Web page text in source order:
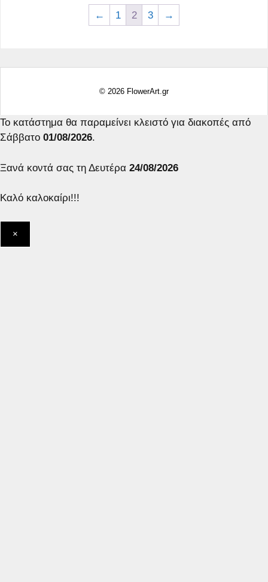
← 1 2 3 →
© 2026 FlowerArt.gr
Το κατάστημα θα παραμείνει κλειστό για διακοπές από
Σάββατο 01/08/2026.
Ξανά κοντά σας τη Δευτέρα 24/08/2026
Καλό καλοκαίρι!!!
×